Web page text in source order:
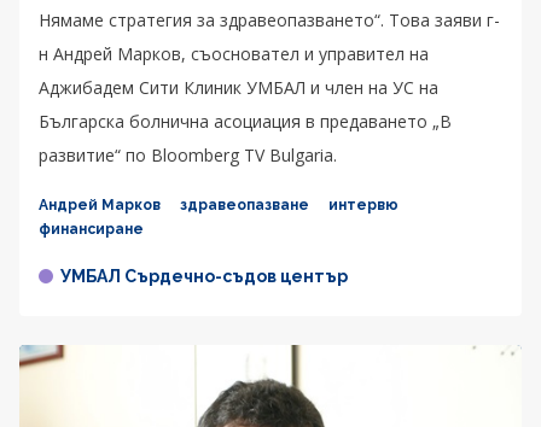
Нямаме стратегия за здравеопазването“. Това заяви г-
н Андрей Марков, съосновател и управител на
Аджибадем Сити Клиник УМБАЛ и член на УС на
Българска болнична асоциация в предаването „В
развитие“ по Bloomberg TV Bulgaria.
Андрей Марков здравеопазване
интервю
финансиране
УМБАЛ Сърдечно-съдов център